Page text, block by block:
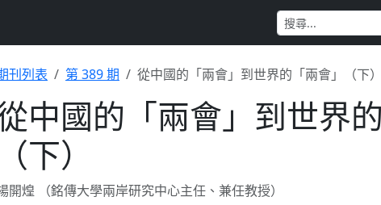
刊列表 第 389 期 從中國的「兩會」到世界的「兩會」（下）
中國的「兩會」到世界的
（下）
開煌 （銘傳大學兩岸研究中心主任、兼任教授）